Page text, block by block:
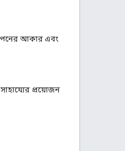
আকার এবং
প্রয়োজন